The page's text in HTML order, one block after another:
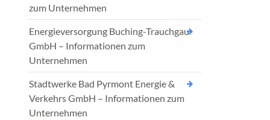
zum Unternehmen
Energieversorgung Buching-Trauchgau
GmbH – Informationen zum
Unternehmen
Stadtwerke Bad Pyrmont Energie &
Verkehrs GmbH – Informationen zum
Unternehmen